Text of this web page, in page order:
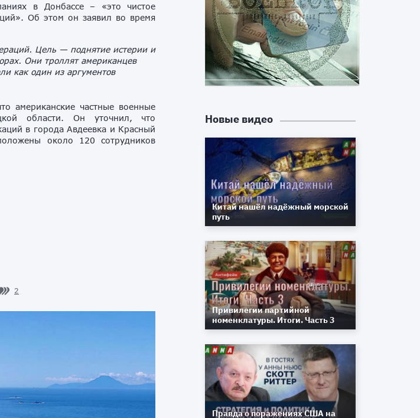
в Донбассе – «это чистое
Об этом он заявил во время
Цель — поднятие истерии и
Они троллят американцев
как один из аргументов
американские частные военные
области. Он уточнил, что
в города Авдеевка и Красный
около 120 сотрудников
2
Новые видео
Китай нашёл надёжный морской
путь
Привилегии партийной
номенклатуры. Итоги. Часть 3
Правда о поражениях США на